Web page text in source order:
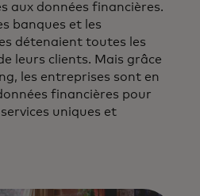
aux données financières.
banques et les
détenaient toutes les
leurs clients. Mais grâce
les entreprises sont en
financières pour
uniques et